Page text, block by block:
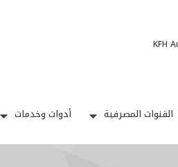
KFH
القنوات المصرفية أدوات وخدمات